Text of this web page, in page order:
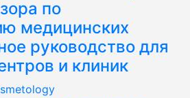
по
медицинских
руководство для
и клиник